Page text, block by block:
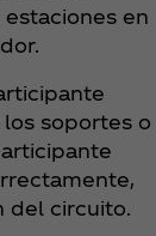
en
soportes o
del circuito.